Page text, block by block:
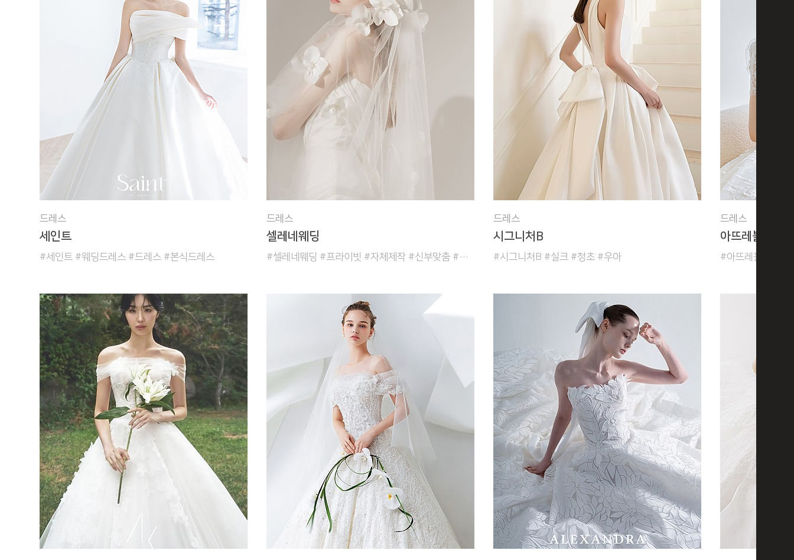
드레스
세인트
#세인트 #웨딩드레스 #드레스 #본식드레스
드레스
셀레네웨딩
#셀레네웨딩 #프라이빗 #자체제작 #신부맞춤 #셀프웨딩
드레스
시그니처B
#시그니처B #실크 #청초 #우아
드레스
아뜨레블랑